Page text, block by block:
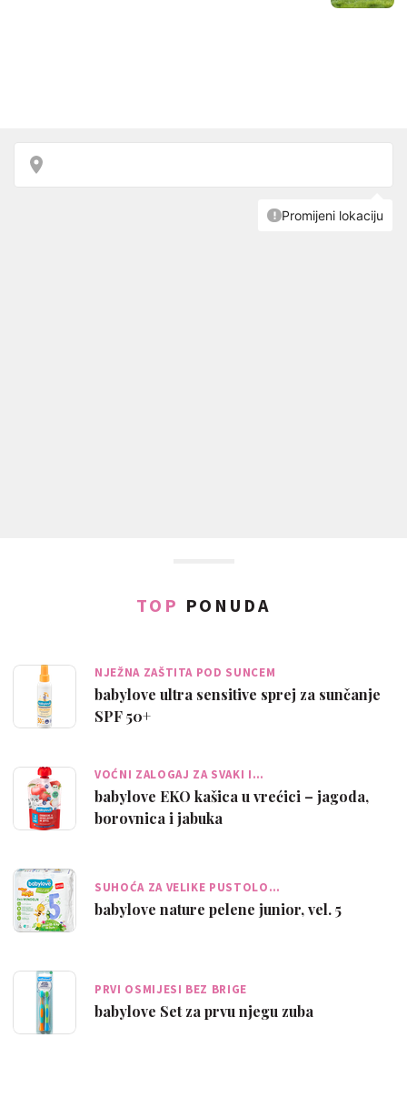
TOP PONUDA
NJEŽNA ZAŠTITA POD SUNCEM
babylove ultra sensitive sprej za sunčanje
SPF 50+
VOĆNI ZALOGAJ ZA SVAKI I…
babylove EKO kašica u vrećici – jagoda,
borovnica i jabuka
SUHOĆA ZA VELIKE PUSTOLO…
babylove nature pelene junior, vel. 5
PRVI OSMIJESI BEZ BRIGE
babylove Set za prvu njegu zuba